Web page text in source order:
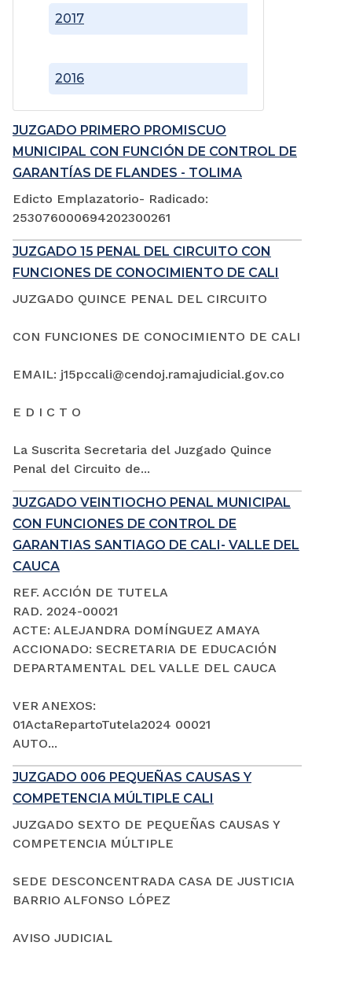
2016
2017
JUZGADO PRIMERO PROMISCUO
MUNICIPAL CON FUNCIÓN DE CONTROL DE
GARANTÍAS DE FLANDES - TOLIMA
Edicto Emplazatorio- Radicado:
253076000694202300261
JUZGADO 15 PENAL DEL CIRCUITO CON
FUNCIONES DE CONOCIMIENTO DE CALI
JUZGADO QUINCE PENAL DEL CIRCUITO
CON FUNCIONES DE CONOCIMIENTO DE CALI
EMAIL: j15pccali@cendoj.ramajudicial.gov.co
E D I C T O
La Suscrita Secretaria del Juzgado Quince
Penal del Circuito de...
JUZGADO VEINTIOCHO PENAL MUNICIPAL
CON FUNCIONES DE CONTROL DE
GARANTIAS SANTIAGO DE CALI- VALLE DEL
CAUCA
REF. ACCIÓN DE TUTELA
RAD. 2024-00021
ACTE: ALEJANDRA DOMÍNGUEZ AMAYA
ACCIONADO: SECRETARIA DE EDUCACIÓN
DEPARTAMENTAL DEL VALLE DEL CAUCA
VER ANEXOS:
01ActaRepartoTutela2024 00021
AUTO...
JUZGADO 006 PEQUEÑAS CAUSAS Y
COMPETENCIA MÚLTIPLE CALI
JUZGADO SEXTO DE PEQUEÑAS CAUSAS Y
COMPETENCIA MÚLTIPLE
SEDE DESCONCENTRADA CASA DE JUSTICIA
BARRIO ALFONSO LÓPEZ
AVISO JUDICIAL